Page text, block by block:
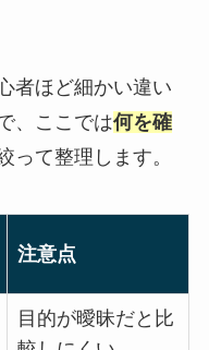
者ほど細かい違い
、ここでは何を確
って整理します。
注意点
目的が曖昧だと比